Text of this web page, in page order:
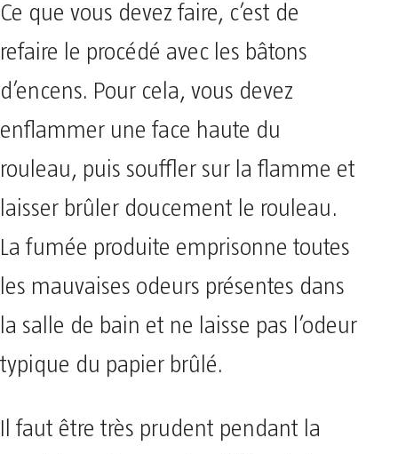
Ce que vous devez faire, c’est de
refaire le procédé avec les bâtons
d’encens. Pour cela, vous devez
enflammer une face haute du
rouleau, puis souffler sur la flamme et
laisser brûler doucement le rouleau.
La fumée produite emprisonne toutes
les mauvaises odeurs présentes dans
la salle de bain et ne laisse pas l’odeur
typique du papier brûlé.
Il faut être très prudent pendant la